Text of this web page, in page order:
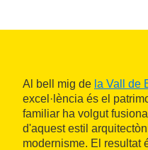
Al bell mig de la Vall de
excel·lència és el
familiar ha volgut
d'aquest estil
modernisme. El resultat